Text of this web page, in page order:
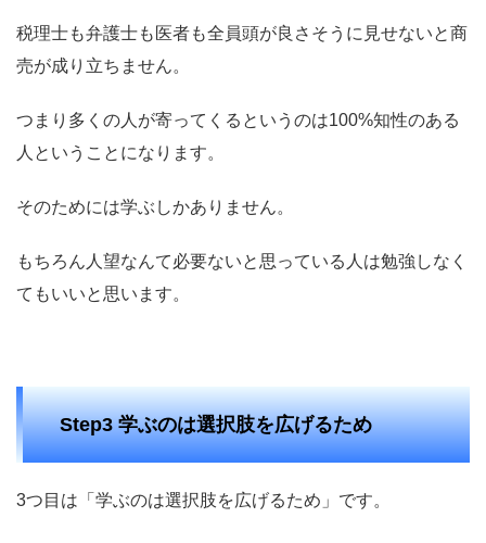
税理士も弁護士も医者も全員頭が良さそうに見せないと商
売が成り立ちません。
つまり多くの人が寄ってくるというのは100%知性のある
人ということになります。
そのためには学ぶしかありません。
もちろん人望なんて必要ないと思っている人は勉強しなく
てもいいと思います。
Step3 学ぶのは選択肢を広げるため
3つ目は「学ぶのは選択肢を広げるため」です。